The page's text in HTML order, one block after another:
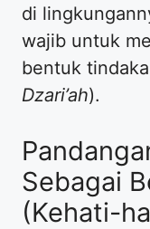
di
wajib untuk
bentuk
Dzari’ah).
Sebagai
(Kehati-